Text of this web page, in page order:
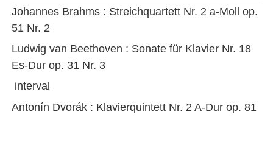
Johannes Brahms : Streichquartett Nr. 2 a-Moll op.
51 Nr. 2
Ludwig van Beethoven : Sonate für Klavier Nr. 18
Es-Dur op. 31 Nr. 3
interval
Antonín Dvorák : Klavierquintett Nr. 2 A-Dur op. 81